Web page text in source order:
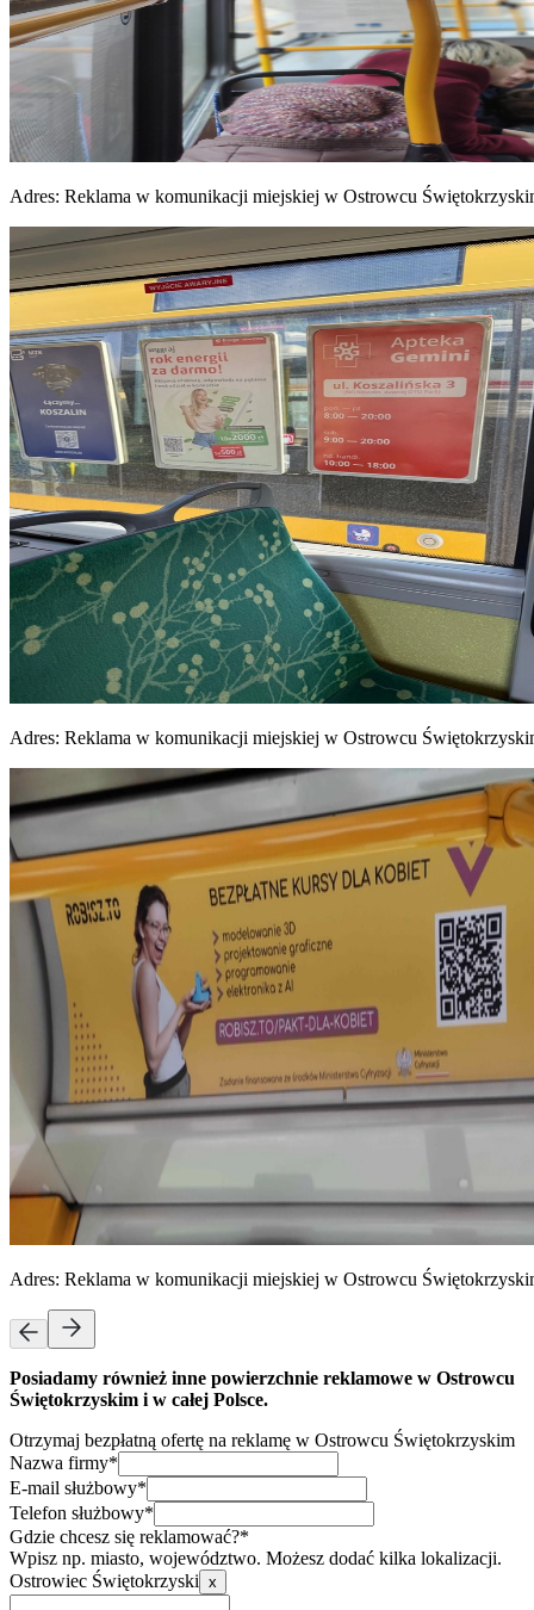
Adres: Reklama w komunikacji miejskiej w Ostrowcu
Adres: Reklama w komunikacji miejskiej w Ostrowcu
Adres: Reklama w komunikacji miejskiej w Ostrowcu
Posiadamy również inne powierzchnie reklamowe w Ostrowcu
Świętokrzyskim i w całej Polsce.
Otrzymaj bezpłatną ofertę na reklamę w Ostrowcu Świętokrzyskim
Nazwa firmy*
E-mail służbowy*
Telefon służbowy*
Gdzie chcesz się reklamować?*
Wpisz np. miasto, województwo. Możesz dodać kilka lokalizacji.
Ostrowiec Świętokrzyski x